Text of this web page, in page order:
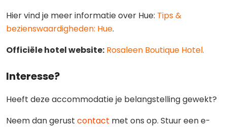
Hier vind je meer informatie over Hue: Tips &
bezienswaardigheden: Hue.
Officiële hotel website: Rosaleen Boutique Hotel.
Interesse?
Heeft deze accommodatie je belangstelling gewekt?
Neem dan gerust contact met ons op. Stuur een e-